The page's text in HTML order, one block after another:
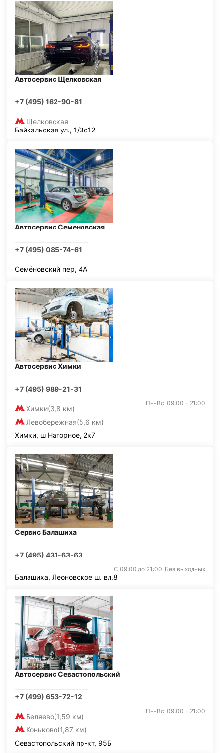
Автосервис Щелковская
+7 (495) 162-90-81
Щелковская
Байкальская ул., 1/3с12
Автосервис Семеновская
+7 (495) 085-74-61
Семёновский пер, 4А
Автосервис Химки
+7 (495) 989-21-31
Химки(3,8 км)
Левобережная(5,6 км)
Пн-Вс: 09:00 - 21:00
Химки, ш Нагорное, 2к7
Сервис Балашиха
+7 (495) 431-63-63
С 09:00 до 21:00. Без выходных
Балашиха, Леоновское ш. вл.8
Автосервис Севастопольский
+7 (499) 653-72-12
Беляево(1,59 км)
Коньково(1,87 км)
Пн-Вс: 09:00 - 21:00
Севастопольский пр-кт, 95Б